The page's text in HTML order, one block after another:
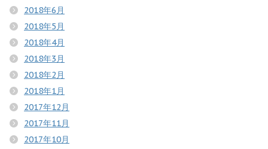
2018年6月
2018年5月
2018年4月
2018年3月
2018年2月
2018年1月
2017年12月
2017年11月
2017年10月